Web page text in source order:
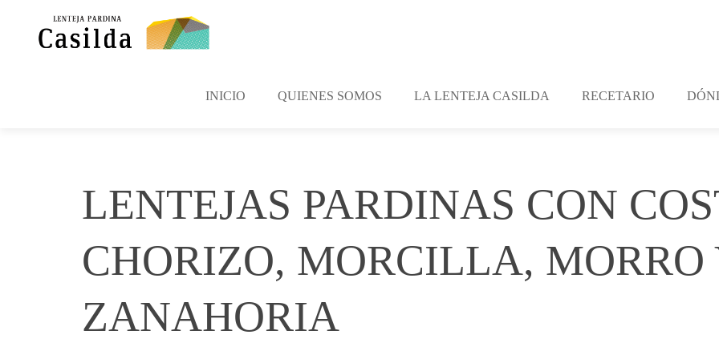
INICIO QUIENES SOMOS LA LENTEJA CASILDA RECETARIO
LENTEJAS PARDINAS CON
CHORIZO, MORCILLA, MORRO
ZANAHORIA